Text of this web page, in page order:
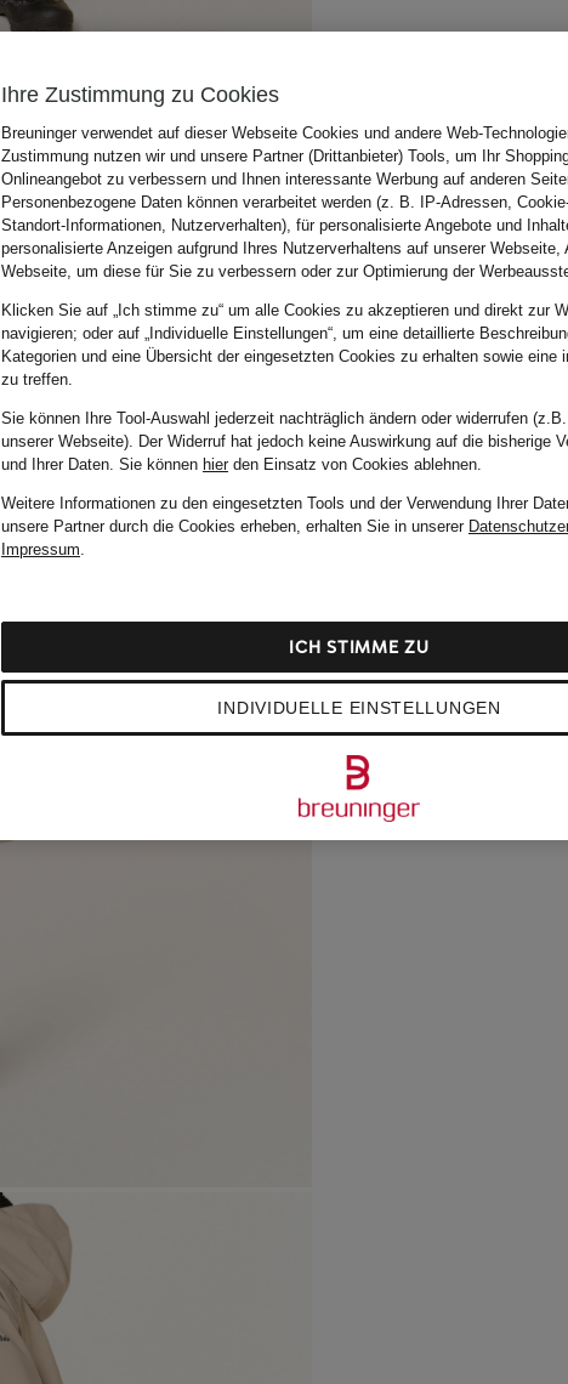
Ihre Zustimmung zu Cookies
Breuninger verwendet auf dieser Webseite Cookies und andere Web-
Zustimmung nutzen wir und unsere Partner (Drittanbieter) Tools, um Ihr
Onlineangebot zu verbessern und Ihnen interessante Werbung auf anderen
Personenbezogene Daten können verarbeitet werden (z. B. IP-Adressen,
Standort-Informationen, Nutzerverhalten), für personalisierte Angebote und
personalisierte Anzeigen aufgrund Ihres Nutzerverhaltens auf unserer Webseite,
Webseite, um diese für Sie zu verbessern oder zur Optimierung der
Klicken Sie auf „Ich stimme zu“ um alle Cookies zu akzeptieren und direkt zur
navigieren; oder auf „Individuelle Einstellungen“, um eine detaillierte
Kategorien und eine Übersicht der eingesetzten Cookies zu erhalten sowie eine
zu treffen.
Sie können Ihre Tool-Auswahl jederzeit nachträglich ändern oder widerrufen
unserer Webseite). Der Widerruf hat jedoch keine Auswirkung auf die bisherige
und Ihrer Daten. Sie können hierden Einsatz von Cookies ablehnen.
Weitere Informationen zu den eingesetzten Tools und der Verwendung Ihrer
unsere Partner durch die Cookies erheben, erhalten Sie in unserer
Impressum.
INDIVIDUELLE EINSTELLUNGEN
ICH STIMME ZU